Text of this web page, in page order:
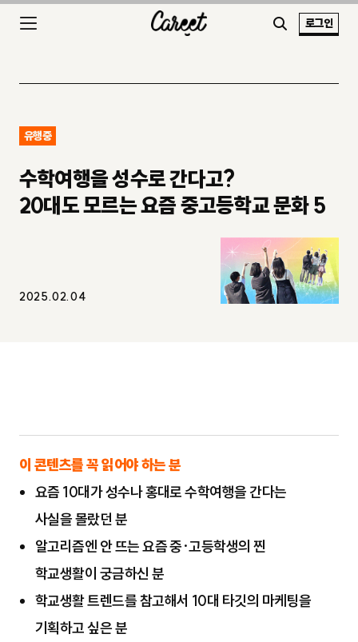
로그인
유행중
수학여행을 성수로 간다고?
20대도 모르는 요즘 중고등학교 문화 5
2025.02.04
이 콘텐츠를 꼭 읽어야 하는 분
요즘 10대가 성수나 홍대로 수학여행을 간다는
사실을 몰랐던 분
알고리즘엔 안 뜨는 요즘 중·고등학생의 찐
학교생활이 궁금하신 분
학교생활 트렌드를 참고해서 10대 타깃의 마케팅을
기획하고 싶은 분